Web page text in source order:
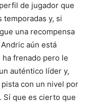
de jugador que
temporadas y, si
una recompensa
aún está
frenado pero le
auténtico líder y,
con un nivel por
Sí que es cierto que